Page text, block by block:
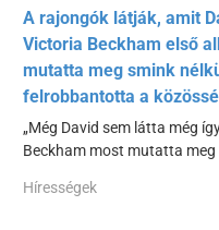
A rajongók látják, amit
Victoria Beckham első
mutatta meg smink
felrobbantotta a
„Még David sem látta még
Beckham most mutatta
Hírességek